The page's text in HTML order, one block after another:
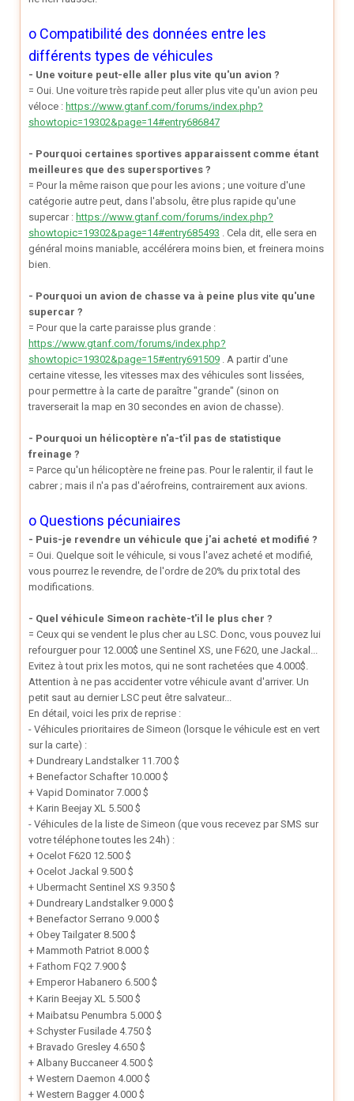
o Compatibilité des données entre les
différents types de véhicules
- Une voiture peut-elle aller plus vite qu'un avion ?
= Oui. Une voiture très rapide peut aller plus vite qu'un avion peu
véloce : https://www.gtanf.com/forums/index.php?
showtopic=19302&page=14#entry686847
- Pourquoi certaines sportives apparaissent comme étant
meilleures que des supersportives ?
= Pour la même raison que pour les avions ; une voiture d'une
catégorie autre peut, dans l'absolu, être plus rapide qu'une
supercar : https://www.gtanf.com/forums/index.php?
showtopic=19302&page=14#entry685493 . Cela dit, elle sera en
général moins maniable, accélérera moins bien, et freinera moins
bien.
- Pourquoi un avion de chasse va à peine plus vite qu'une
supercar ?
= Pour que la carte paraisse plus grande :
https://www.gtanf.com/forums/index.php?
showtopic=19302&page=15#entry691509 . A partir d'une
certaine vitesse, les vitesses max des véhicules sont lissées,
pour permettre à la carte de paraître "grande" (sinon on
traverserait la map en 30 secondes en avion de chasse).
- Pourquoi un hélicoptère n'a-t'il pas de statistique
freinage ?
= Parce qu'un hélicoptère ne freine pas. Pour le ralentir, il faut le
cabrer ; mais il n'a pas d'aérofreins, contrairement aux avions.
o Questions pécuniaires
- Puis-je revendre un véhicule que j'ai acheté et modifié ?
= Oui. Quelque soit le véhicule, si vous l'avez acheté et modifié,
vous pourrez le revendre, de l'ordre de 20% du prix total des
modifications.
- Quel véhicule Simeon rachète-t'il le plus cher ?
= Ceux qui se vendent le plus cher au LSC. Donc, vous pouvez lui
refourguer pour 12.000$ une Sentinel XS, une F620, une Jackal...
Evitez à tout prix les motos, qui ne sont rachetées que 4.000$.
Attention à ne pas accidenter votre véhicule avant d'arriver. Un
petit saut au dernier LSC peut être salvateur...
En détail, voici les prix de reprise :
- Véhicules prioritaires de Simeon (lorsque le véhicule est en vert
sur la carte) :
+ Dundreary Landstalker 11.700 $
+ Benefactor Schafter 10.000 $
+ Vapid Dominator 7.000 $
+ Karin Beejay XL 5.500 $
- Véhicules de la liste de Simeon (que vous recevez par SMS sur
votre téléphone toutes les 24h) :
+ Ocelot F620 12.500 $
+ Ocelot Jackal 9.500 $
+ Ubermacht Sentinel XS 9.350 $
+ Dundreary Landstalker 9.000 $
+ Benefactor Serrano 9.000 $
+ Obey Tailgater 8.500 $
+ Mammoth Patriot 8.000 $
+ Fathom FQ2 7.900 $
+ Emperor Habanero 6.500 $
+ Karin Beejay XL 5.500 $
+ Maibatsu Penumbra 5.000 $
+ Schyster Fusilade 4.750 $
+ Bravado Gresley 4.650 $
+ Albany Buccaneer 4.500 $
+ Western Daemon 4.000 $
+ Western Bagger 4.000 $